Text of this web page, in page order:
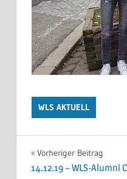
WLS AKTUELL
Vorheriger Beitrag
14.12.19 – WLS-Alumni